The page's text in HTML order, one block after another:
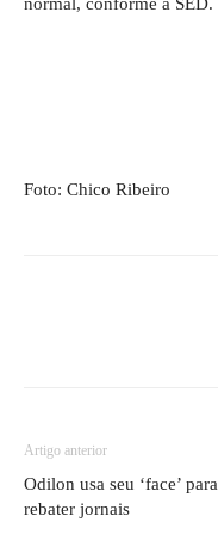
Foto: Chico Ribeiro
Artigo anterior
Odilon usa seu ‘face’ para
rebater jornais